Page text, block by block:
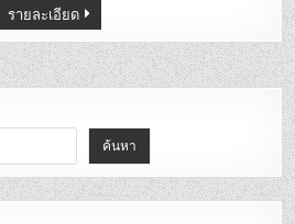
รายละเอียด
ค้นหา